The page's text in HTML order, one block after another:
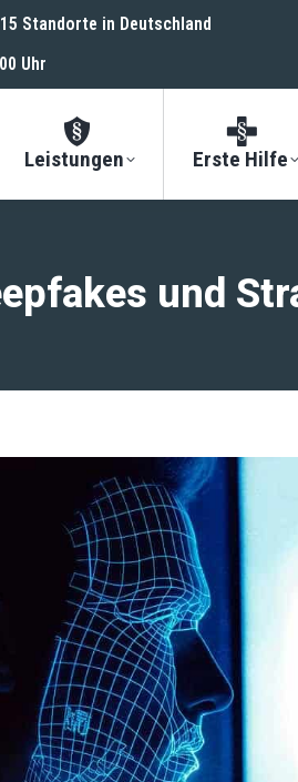
Standorte in Deutschland
Uhr
Leistungen Erste Hilfe
und